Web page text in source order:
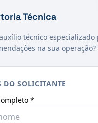
Técnica
técnico
na sua operação?
DO SOLICITANTE
*